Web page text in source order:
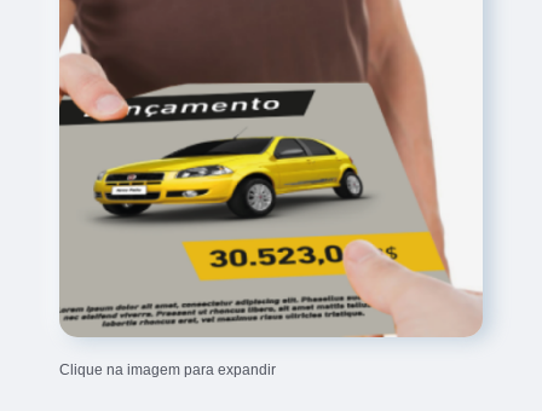
Clique na imagem para expandir